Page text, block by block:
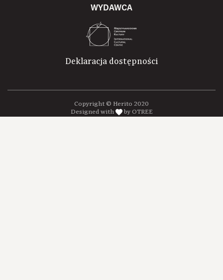
WYDAWCA
Deklaracja dostępności
Copyright © Herito 2020
Designed with
by OTREE